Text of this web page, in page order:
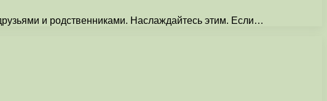
и родственниками. Наслаждайтесь этим. Если…